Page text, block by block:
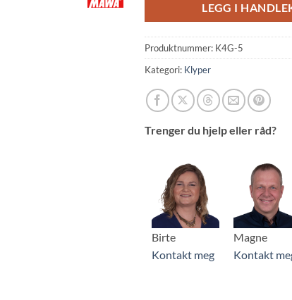
LEGG I
Produktnummer: K4G-5
Kategori: Klyper
Trenger du hjelp eller råd?
Birte
Kontakt meg
Magne
Kontakt